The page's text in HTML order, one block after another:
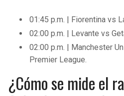
01:45 p.m. | Fiorentina vs
02:00 p.m. | Levante vs
02:00 p.m. | Manchester
Premier League.
¿Cómo se mide el